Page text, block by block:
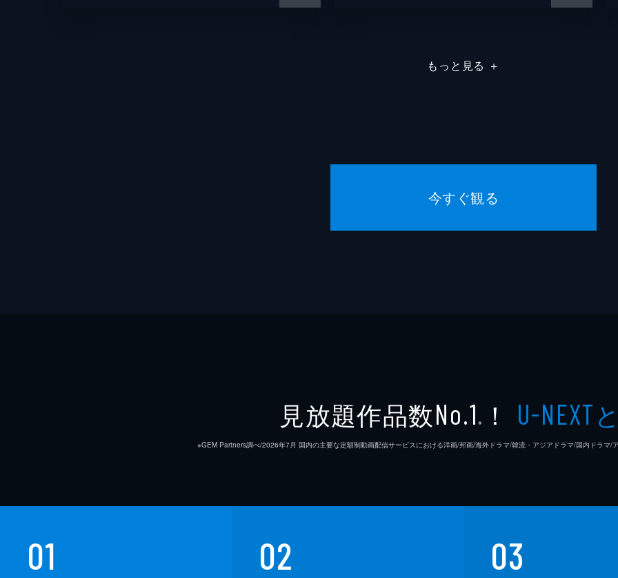
スタンリー・クラーク
もっと見る ＋
今すぐ観る
見放題作品数No.1 ※ ！ U-NEXT
※GEM Partners調べ/2026年7⽉ 国内の主要な定額制動画配信サービスにおける洋画/邦画/海外ドラマ/韓流・アジアドラマ/国内ドラマ/
01 02 03